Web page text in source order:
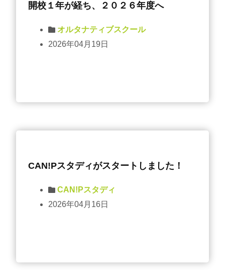
開校１年が経ち、２０２６年度へ
オルタナティブスクール
2026年04月19日
CAN!Pスタディがスタートしました！
CAN!Pスタディ
2026年04月16日